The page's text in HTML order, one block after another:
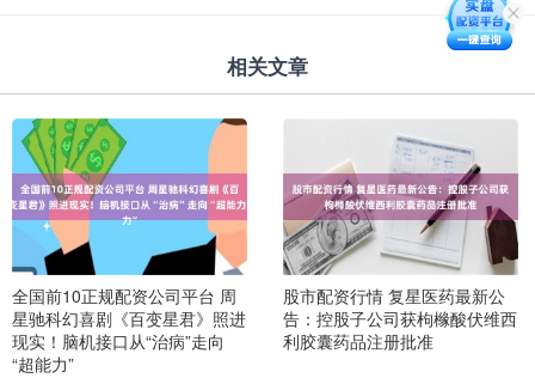
相关文章
全国前10正规配资公司平台 周
星驰科幻喜剧《百变星君》照进
现实！脑机接口从“治病”走向
“超能力”
股市配资行情 复星医药最新公
告：控股子公司获枸橼酸伏维西
利胶囊药品注册批准